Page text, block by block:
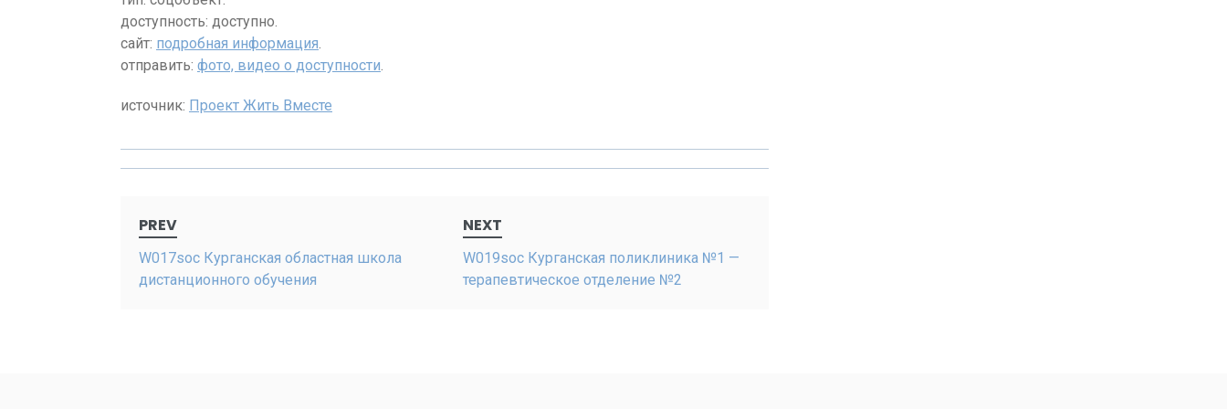
доступность: доступно.
сайт: подробная информация
отправить: фото, видео о доступности
источник: Проект Жить Вместе
navigation
PREV
W017soc Курганская областная школа
дистанционного обучения
NEXT
W019soc Курганская поликлиника №1 —
терапевтическое отделение №2